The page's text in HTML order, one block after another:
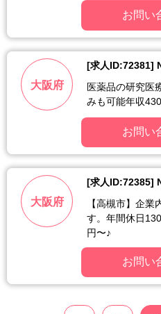
お問い
大阪府
[求人ID:72381]
医薬品の研究医
みも可能年収
お問い
大阪府
[求人ID:72385]
【高槻市】企
す。年間休日
円〜♪
お問い